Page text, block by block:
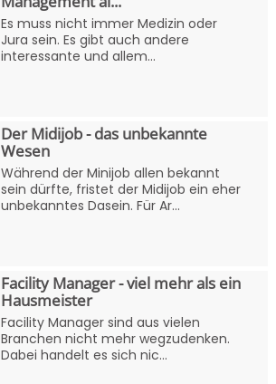
Es muss nicht immer Medizin oder
Jura sein. Es gibt auch andere
interessante und allem...
Der Midijob - das unbekannte
Wesen
Während der Minijob allen bekannt
sein dürfte, fristet der Midijob ein eher
unbekanntes Dasein. Für Ar...
Facility Manager - viel mehr als ein
Hausmeister
Facility Manager sind aus vielen
Branchen nicht mehr wegzudenken.
Dabei handelt es sich nic...